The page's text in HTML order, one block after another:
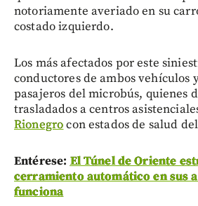
notoriamente averiado en su
costado izquierdo.
Los más afectados por este
conductores de ambos vehículos
pasajeros del microbús, quienes
trasladados a centros
Rionegrocon estados de salud
Entérese: El Túnel de Oriente
cerramiento automático en sus
funciona